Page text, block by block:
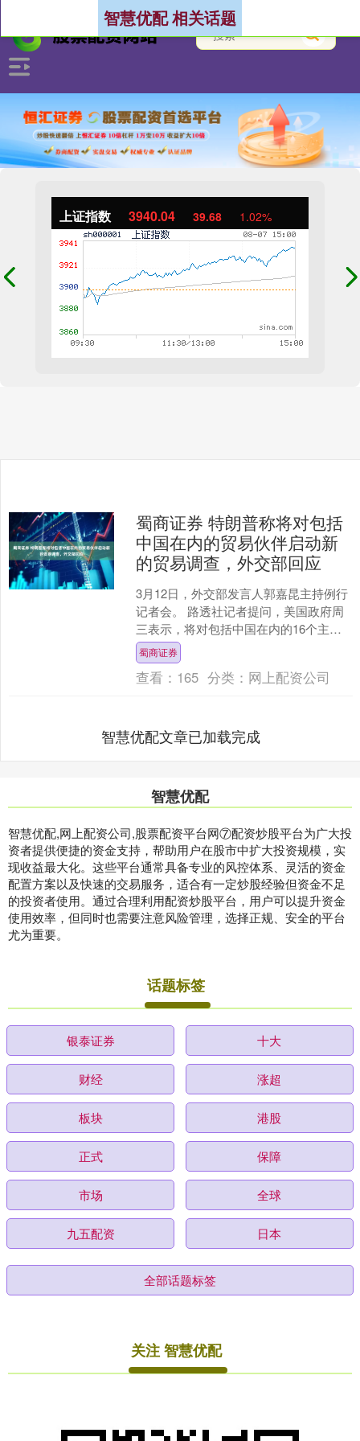
上证指数 3940.04 39.68 1.02%
智慧优配 相关话题
蜀商证券 特朗普称将对包括
中国在内的贸易伙伴启动新
的贸易调查，外交部回应
3月12日，外交部发言人郭嘉昆主持例行
记者会。 路透社记者提问，美国政府周
三表示，将对包括中国在内的16个主要
贸易伙伴的“过剩工业产能”启动两项新的
贸易调查。根....
蜀商证券
查看： 165 分类： 网上配资公司
智慧优配文章已加载完成
智慧优配
智慧优配,网上配资公司,股票配资平台网⑦配资炒股平台为广大投
资者提供便捷的资金支持，帮助用户在股市中扩大投资规模，实
现收益最大化。这些平台通常具备专业的风控体系、灵活的资金
配置方案以及快速的交易服务，适合有一定炒股经验但资金不足
的投资者使用。通过合理利用配资炒股平台，用户可以提升资金
使用效率，但同时也需要注意风险管理，选择正规、安全的平台
尤为重要。
话题标签
银泰证券 十大
财经 涨超
板块 港股
正式 保障
市场 全球
九五配资 日本
全部话题标签
关注 智慧优配